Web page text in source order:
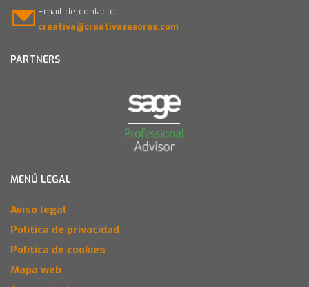
Email de contacto:
creativa@creativasesores.com
PARTNERS
MENÚ LEGAL
Aviso legal
Política de privacidad
Política de cookies
Mapa web